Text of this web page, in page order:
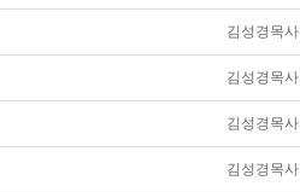
김성경목사
김성경목사
김성경목사
김성경목사